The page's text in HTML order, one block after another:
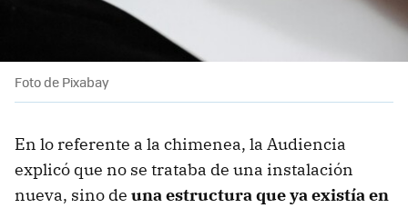
Foto de Pixabay
En lo referente a la chimenea, la Audiencia
explicó que no se trataba de una instalación
nueva, sino de una estructura que ya existía en